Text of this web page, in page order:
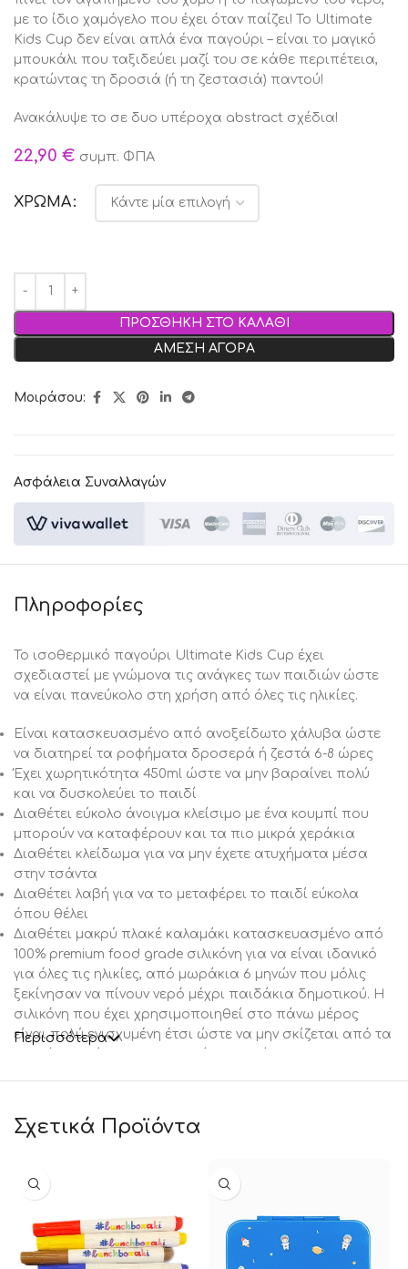
με το ίδιο χαμόγελο που έχει όταν παίζει! Το Ultimate
Kids Cup δεν είναι απλά ένα παγούρι – είναι το μαγικό
μπουκάλι που ταξιδεύει μαζί του σε κάθε περιπέτεια,
κρατώντας τη δροσιά (ή τη ζεστασιά) παντού!
Ανακάλυψε το σε δυο υπέροχα abstract σχέδια!
22,90 € συμπ. ΦΠΑ
ΧΡΩΜΑ
ΠΡΟΣΘΗΚΗ ΣΤΟ ΚΑΛΑΘΙ
ΑΜΕΣΗ ΑΓΟΡΑ
Μοιράσου:
Ασφάλεια Συναλλαγών
Πληροφορίες
Το ισοθερμικό παγούρι Ultimate Kids Cup έχει
σχεδιαστεί με γνώμονα τις ανάγκες των παιδιών ώστε
να είναι πανεύκολο στη χρήση από όλες τις ηλικίες.
Είναι κατασκευασμένο από ανοξείδωτο χάλυβα ώστε
να διατηρεί τα ροφήματα δροσερά ή ζεστά 6-8 ώρες
Έχει χωρητικότητα 450ml ώστε να μην βαραίνει πολύ
και να δυσκολεύει το παιδί
Διαθέτει εύκολο άνοιγμα κλείσιμο με ένα κουμπί που
μπορούν να καταφέρουν και τα πιο μικρά χεράκια
Διαθέτει κλείδωμα για να μην έχετε ατυχήματα μέσα
στην τσάντα
Διαθέτει λαβή για να το μεταφέρει το παιδί εύκολα
όπου θέλει
Διαθέτει μακρύ πλακέ καλαμάκι κατασκευασμένο από
100% premium food grade σιλικόνη για να είναι ιδανικό
για όλες τις ηλικίες, από μωράκια 6 μηνών που μόλις
ξεκίνησαν να πίνουν νερό μέχρι παιδάκια δημοτικού. Η
σιλικόνη που έχει χρησιμοποιηθεί στο πάνω μέρος
είναι πολύ ενισχυμένη έτσι ώστε να μην σκίζεται από τα
Το καλαμάκι αποσπάται στο κάτω μέρος για πιο
εύκολο καθάρισμα και στέγνωμα
ροφήματος προτείνεται να προετοιμάσετε το παγούρι
με καυτό ή παγωμένο νερο αντίστοιχα. Αφήνετε για 5′,
αδειάζετε το παγούρι και προσθέτετε το ρόφημα της
επιλογής σας.
Περισσότερα
Σχετικά Προϊόντα